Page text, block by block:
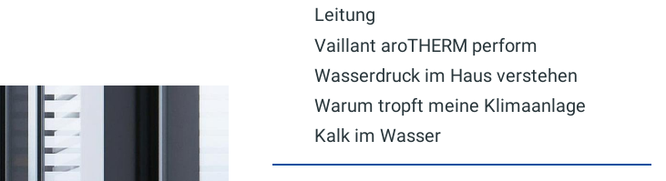
Leitung
Vaillant aroTHERM perform
Wasserdruck im Haus verstehen
Warum tropft meine Klimaanlage
Kalk im Wasser